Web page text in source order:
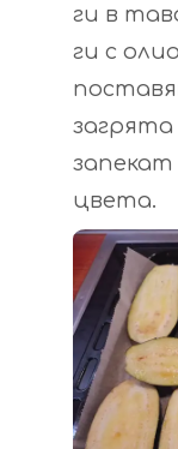
ги в
ги с
загрята
цвета.